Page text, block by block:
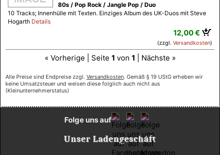
80s / Pop Rock / Jangle Pop / Duo
10 Tracks; Innenhülle mit Texten. Einziges Album des UK-Duos mit Steve
Hogarth Details
12,00 €
(zzgl. Versandkosten)
« Vorherige | Seite 1 von 1 | Nächste »
Alle Preise sind Endpreise zzgl. Versandkosten. Gemäß § 19 UStG erheben wir
keine Umsatzsteuer und weisen diese folglich auch nicht aus
(Kleinunternehmerstatus)
Unser Ladengeschäft
Folge uns auf